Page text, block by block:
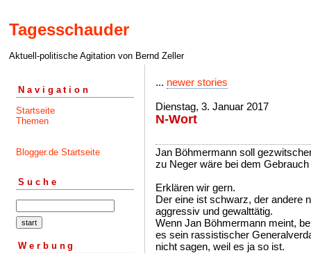
Tagesschauder
Aktuell-politische Agitation von Bernd Zeller
Navigation
Startseite
Themen
Blogger.de Startseite
Suche
Werbung
... newer stories
Dienstag, 3. Januar 2017
N-Wort
Jan Böhmermann soll
zu Neger wäre bei dem
Erklären wir gern.
Der eine ist schwarz, der andere
aggressiv und gewalttätig.
Wenn Jan Böhmermann meint,
es sein rassistischer
nicht sagen, weil es ja so ist.